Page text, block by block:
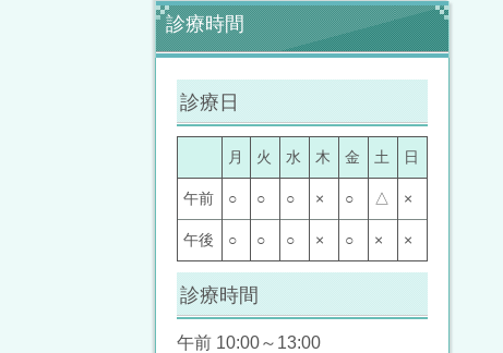
診療時間
診療日
月 火 水 木 金 土 日
午前 ○ ○ ○ × ○ △ ×
午後 ○ ○ ○ × ○ × ×
診療時間
午前 10:00～13:00